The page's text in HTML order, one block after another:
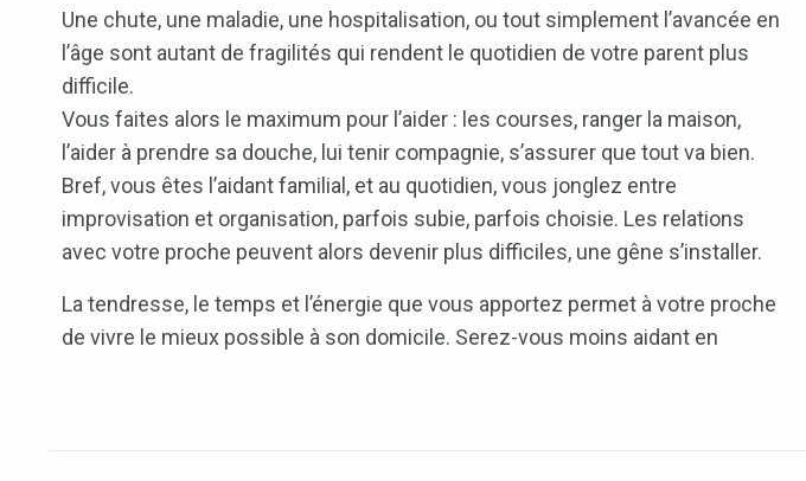
Une chute, une maladie, une hospitalisation, ou tout simplement l’avancée en
l’âge sont autant de fragilités qui rendent le quotidien de votre parent plus
difficile.
Vous faites alors le maximum pour l’aider : les courses, ranger la maison,
l’aider à prendre sa douche, lui tenir compagnie, s’assurer que tout va bien.
Bref, vous êtes l’aidant familial, et au quotidien, vous jonglez entre
improvisation et organisation, parfois subie, parfois choisie. Les relations
avec votre proche peuvent alors devenir plus difficiles, une gêne s’installer.
La tendresse, le temps et l’énergie que vous apportez permet à votre proche
de vivre le mieux possible à son domicile. Serez-vous moins aidant en